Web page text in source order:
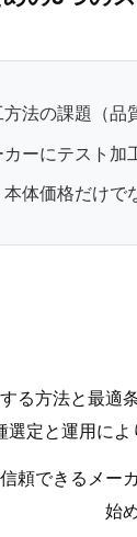
法の課題（品
ーにテスト加
体価格だけで
る方法と最適
定と運用に
頼できるメー
始